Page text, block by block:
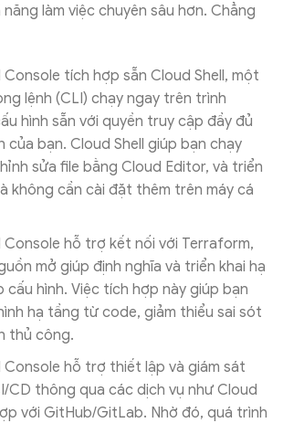
làm việc chuyên sâu hơn. Chẳng
tích hợp sẵn Cloud Shell, một
lệnh (CLI) chạy ngay trên trình
hình sẵn với quyền truy cập đầy đủ
của bạn. Cloud Shell giúp bạn chạy
sửa file bằng Cloud Editor, và triển
không cần cài đặt thêm trên máy cá
hỗ trợ kết nối với Terraform,
mở giúp định nghĩa và triển khai hạ
hình. Việc tích hợp này giúp bạn
hạ tầng từ code, giảm thiểu sai sót
thủ công.
hỗ trợ thiết lập và giám sát
CD thông qua các dịch vụ như Cloud
với GitHub/GitLab. Nhờ đó, quá trình